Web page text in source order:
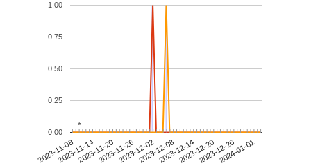
2023-11-082023-11-142023-11-202023-11-262023-12-022023-12-082023-12-142023-12-202023-12-262024-01-01
0.00
0.25
0.50
0.75
1.00
**